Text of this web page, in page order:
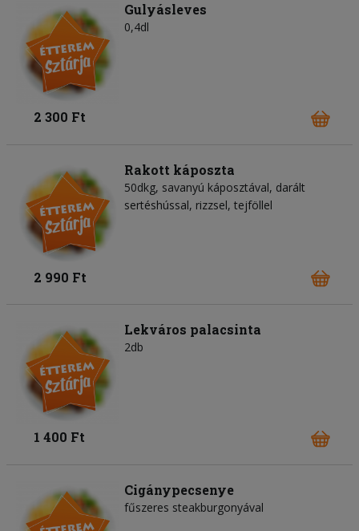
Gulyásleves
0,4dl
2 300 Ft
Rakott káposzta
50dkg, savanyú káposztával, darált
sertéshússal, rizzsel, tejföllel
2 990 Ft
Lekváros palacsinta
2db
1 400 Ft
Cigánypecsenye
fűszeres steakburgonyával